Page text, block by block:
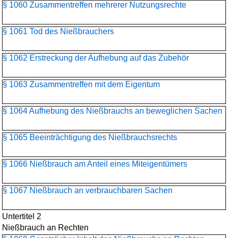
§ 1060 Zusammentreffen mehrerer Nutzungsrechte
§ 1061 Tod des Nießbrauchers
§ 1062 Erstreckung der Aufhebung auf das Zubehör
§ 1063 Zusammentreffen mit dem Eigentum
§ 1064 Aufhebung des Nießbrauchs an beweglichen Sachen
§ 1065 Beeinträchtigung des Nießbrauchsrechts
§ 1066 Nießbrauch am Anteil eines Miteigentümers
§ 1067 Nießbrauch an verbrauchbaren Sachen
Untertitel 2
Nießbrauch an Rechten